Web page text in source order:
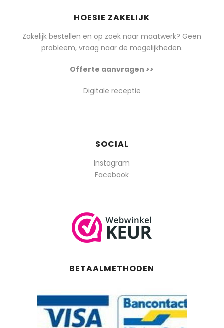
HOESIE ZAKELIJK
Zakelijk bestellen en op zoek naar maatwerk? Geen
probleem, vraag naar de mogelijkheden.
Offerte aanvragen >>
Digitale receptie
SOCIAL
Instagram
Facebook
BETAALMETHODEN